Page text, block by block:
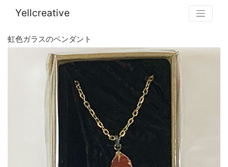
Yellcreative
虹色ガラスのペンダント